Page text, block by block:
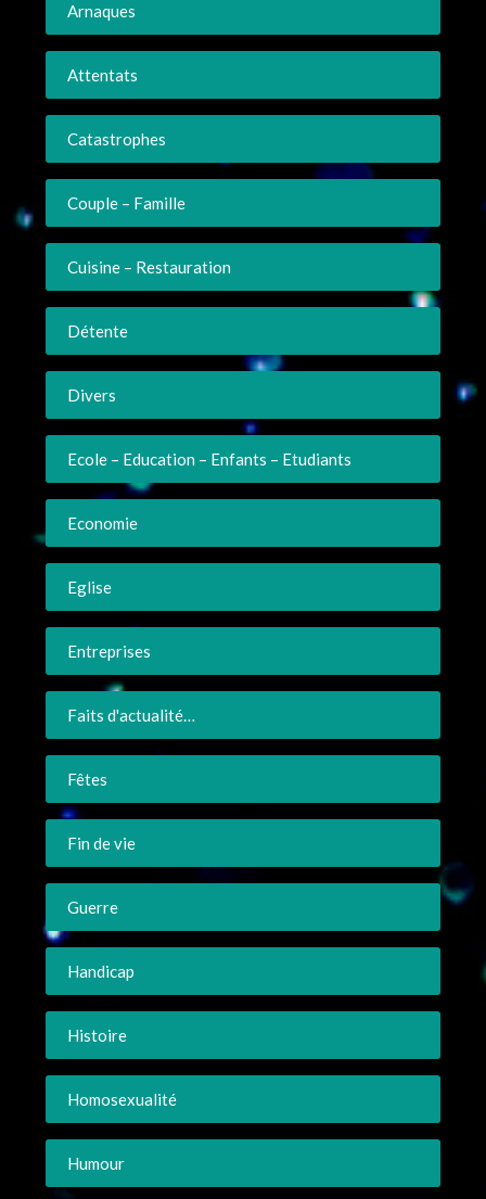
Arnaques
Attentats
Catastrophes
Couple – Famille
Cuisine – Restauration
Détente
Divers
Ecole – Education – Enfants – Etudiants
Economie
Eglise
Entreprises
Faits d'actualité…
Fêtes
Fin de vie
Guerre
Handicap
Histoire
Homosexualité
Humour